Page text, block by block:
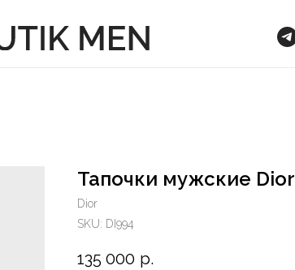
Тапочки мужские Dior
Dior
SKU: DI994
135 000 р.